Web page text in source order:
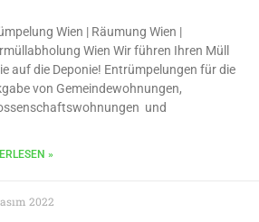
Wien | Räumung Wien |
Wien Wir führen Ihren Müll
auf die Deponie! Entrümpelungen für die
von Gemeindewohnungen,
und
»
2022